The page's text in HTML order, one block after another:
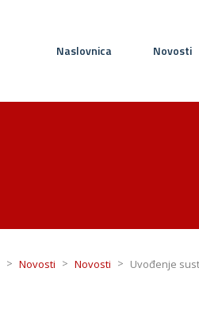
Naslovnica Novosti
> Novosti > Novosti > Uvođenje